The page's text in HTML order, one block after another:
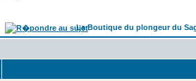
La Boutique du plongeur du